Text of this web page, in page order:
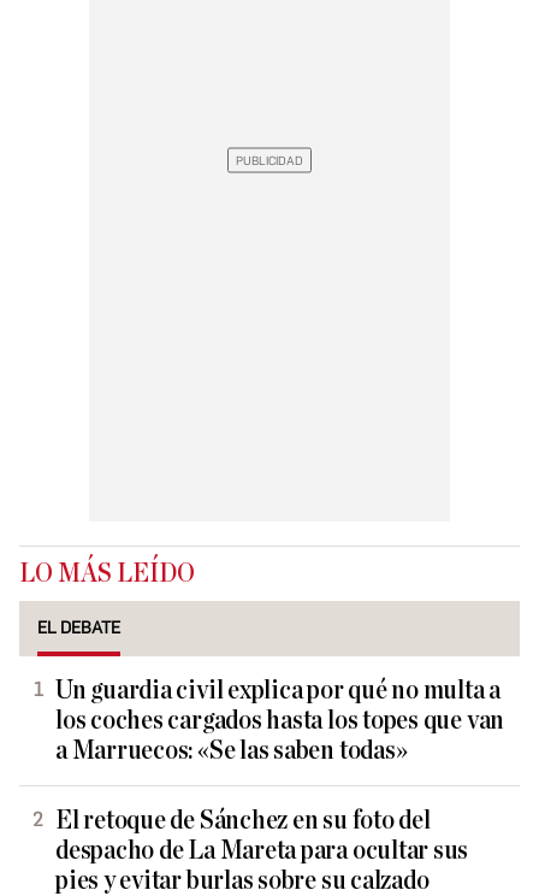
LO MÁS LEÍDO
EL DEBATE
Un guardia civil explica por qué no multa a
los coches cargados hasta los topes que van
a Marruecos: «Se las saben todas»
El retoque de Sánchez en su foto del
despacho de La Mareta para ocultar sus
pies y evitar burlas sobre su calzado